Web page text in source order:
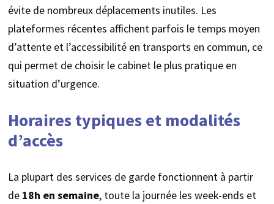
évite de nombreux déplacements inutiles. Les
plateformes récentes affichent parfois le temps moyen
d’attente et l’accessibilité en transports en commun, ce
qui permet de choisir le cabinet le plus pratique en
situation d’urgence.
Horaires typiques et modalités
d’accès
La plupart des services de garde fonctionnent à partir
de 18h en semaine, toute la journée les week-ends et